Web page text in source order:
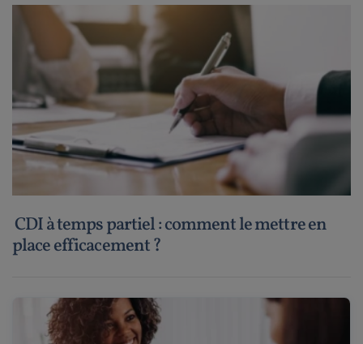
CDI à temps partiel : comment le mettre en
place efficacement ?